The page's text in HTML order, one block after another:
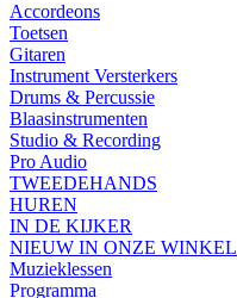
Accordeons
Toetsen
Gitaren
Instrument Versterkers
Drums & Percussie
Blaasinstrumenten
Studio & Recording
Pro Audio
TWEEDEHANDS
HUREN
IN DE KIJKER
NIEUW IN ONZE WINKEL
Muzieklessen
Programma